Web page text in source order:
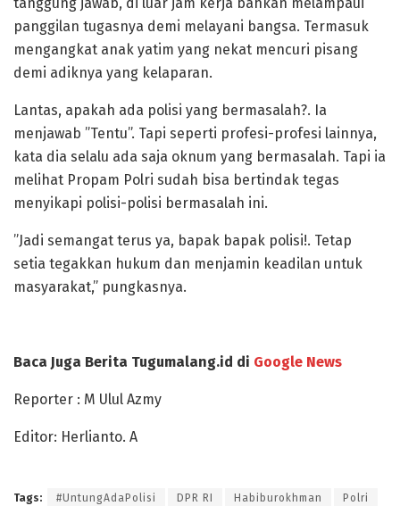
panggilan tugasnya demi melayani bangsa. Termasuk
mengangkat anak yatim yang nekat mencuri pisang
demi adiknya yang kelaparan.
Lantas, apakah ada polisi yang bermasalah?. Ia
menjawab ”Tentu”. Tapi seperti profesi-profesi lainnya,
kata dia selalu ada saja oknum yang bermasalah. Tapi ia
melihat Propam Polri sudah bisa bertindak tegas
menyikapi polisi-polisi bermasalah ini.
”Jadi semangat terus ya, bapak bapak polisi!. Tetap
setia tegakkan hukum dan menjamin keadilan untuk
masyarakat,” pungkasnya.
Baca Juga Berita Tugumalang.id di Google News
Reporter : M Ulul Azmy
Editor: Herlianto. A
Tags: #UntungAdaPolisi DPR RI Habiburokhman Polri